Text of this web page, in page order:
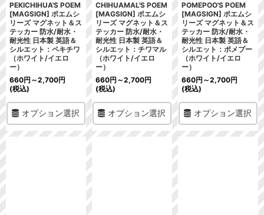
PEKICHIHUA'S POEM
[MAGSIGN] ポエムシ
リーズ マグネット＆ス
テッカー 防水/耐水・
耐光性 日本製 英語＆
シルエット：ペキチワ
（ホワイト/イエロ
ー）
660円 ～2,700円
(税込)
オプション選択
CHIHUAMAL'S POEM
[MAGSIGN] ポエムシ
リーズ マグネット＆ス
テッカー 防水/耐水・
耐光性 日本製 英語＆
シルエット：チワマル
（ホワイト/イエロ
ー）
660円 ～2,700円
(税込)
オプション選択
POMEPOO'S POEM
[MAGSIGN] ポエムシ
リーズ マグネット＆ス
テッカー 防水/耐水・
耐光性 日本製 英語＆
シルエット：ポメプー
（ホワイト/イエロ
ー）
660円 ～2,700円
(税込)
オプション選択